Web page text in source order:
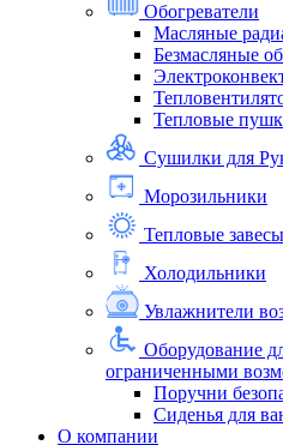
Обогреватели
Масляные
Безмасляные
Тепловые
Сушилки для
Морозильники
Тепловые завесы
Холодильники
Увлажнители
Оборудование
ограниченными
Поручни
Сиденья для
О компании